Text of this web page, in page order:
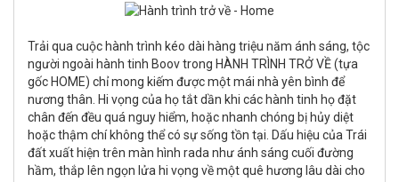
Trải qua cuộc hành trình kéo dài hàng triệu năm ánh sáng, tộc
người ngoài hành tinh Boov trong HÀNH TRÌNH TRỞ VỀ (tựa
gốc HOME) chỉ mong kiếm được một mái nhà yên bình để
nương thân. Hi vọng của họ tắt dần khi các hành tinh họ đặt
chân đến đều quá nguy hiểm, hoặc nhanh chóng bị hủy diệt
hoặc thậm chí không thể có sự sống tồn tại. Dấu hiệu của Trái
đất xuất hiện trên màn hình rada như ánh sáng cuối đường
hầm, thắp lên ngọn lửa hi vọng về một quê hương lâu dài cho